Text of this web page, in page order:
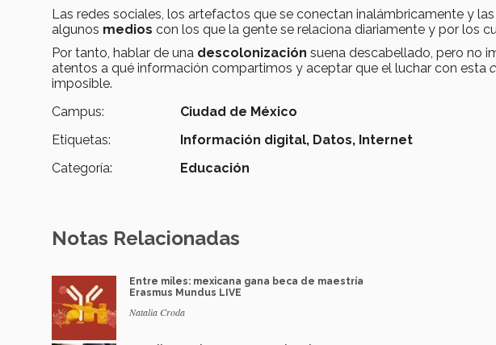
Las redes sociales, los artefactos que se conectan inalámbricamente y
algunos medios con los que la gente se relaciona diariamente y por los
Por tanto, hablar de una descolonización suena descabellado, pero no
atentos a qué información compartimos y aceptar que el luchar con esta
imposible.
Campus:
Ciudad de México
Etiquetas:
Información digital, Datos, Internet
Categoría:
Educación
Notas Relacionadas
Entre miles: mexicana gana beca de maestría
Erasmus Mundus LIVE
Natalia Croda